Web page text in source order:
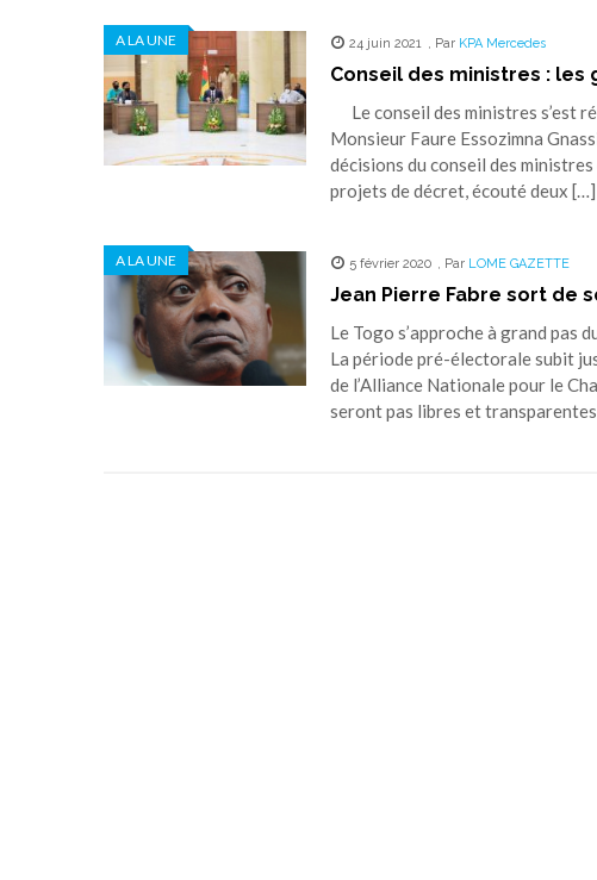
A LA UNE 24 juin 2021 , Par KPA Mercedes
Conseil des ministres : les
Le conseil des ministres s’est
Monsieur Faure Essozimna
décisions du conseil des
projets de décret, écouté deux […]
A LA UNE 5 février 2020 , Par LOME GAZETTE
Jean Pierre Fabre sort de
Le Togo s’approche à grand pas
La période pré-électorale subit
de l’Alliance Nationale pour le
seront pas libres et